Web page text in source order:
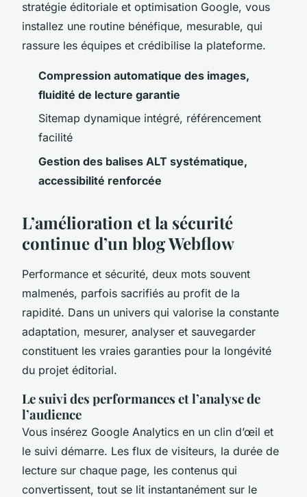
stratégie éditoriale et optimisation Google, vous
installez une routine bénéfique, mesurable, qui
rassure les équipes et crédibilise la plateforme.
Compression automatique des images,
fluidité de lecture garantie
Sitemap dynamique intégré, référencement
facilité
Gestion des balises ALT systématique,
accessibilité renforcée
L’amélioration et la sécurité
continue d’un blog Webflow
Performance et sécurité, deux mots souvent
malmenés, parfois sacrifiés au profit de la
rapidité. Dans un univers qui valorise la constante
adaptation, mesurer, analyser et sauvegarder
constituent les vraies garanties pour la longévité
du projet éditorial.
Le suivi des performances et l’analyse de
l’audience
Vous insérez Google Analytics en un clin d’œil et
le suivi démarre. Les flux de visiteurs, la durée de
lecture sur chaque page, les contenus qui
convertissent, tout se lit instantanément sur le